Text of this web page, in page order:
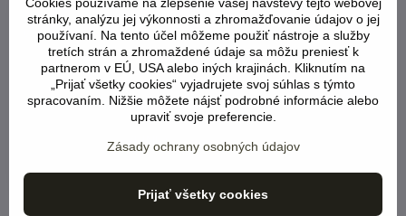
vykládka 27.04.2026 (ES)
olivovníky, yuccy,
palmy, Španielsko(LINK)
vykládka 20.05.2026 (ES)
palmy, Španielsko(LINK)
.
stránky, analýzu jej výkonnosti a zhromažďovanie údajov o jej
používaní. Na tento účel môžeme použiť nástroje a služby
tretích strán a zhromaždené údaje sa môžu preniesť k
partnerom v EÚ, USA alebo iných krajinách. Kliknutím na
„Prijať všetky cookies“ vyjadrujete svoj súhlas s týmto
spracovaním. Nižšie môžete nájsť podrobné informácie alebo
upraviť svoje preferencie.
Zásady ochrany osobných údajov
Prijať všetky cookies